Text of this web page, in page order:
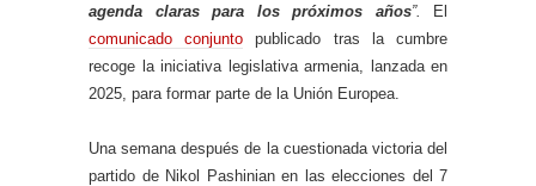
agenda claras para los próximos años”.
El
comunicado conjunto publicado tras la cumbre
recoge la iniciativa legislativa armenia, lanzada en
2025, para formar parte de la Unión Europea.
Una semana después de la cuestionada victoria del
partido de Nikol Pashinian en las elecciones del 7